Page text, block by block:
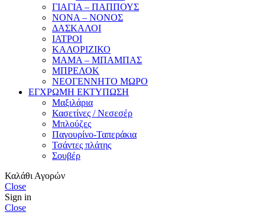
ΓΙΑΓΙΑ – ΠΑΠΠΟΥΣ
ΝΟΝΑ – ΝΟΝΟΣ
ΔΑΣΚΑΛΟΙ
ΙΑΤΡΟΙ
ΚΑΛΟΡΙΖΙΚΟ
ΜΑΜΑ – ΜΠΑΜΠΑΣ
ΜΠΡΕΛΟΚ
ΝΕΟΓΕΝΝΗΤΟ ΜΩΡΟ
ΕΓΧΡΩΜΗ ΕΚΤΥΠΩΣΗ
Μαξιλάρια
Κασετίνες / Νεσεσέρ
Μπλούζες
Παγουρίνο-Ταπεράκια
Τσάντες πλάτης
Σουβέρ
Καλάθι Αγορών
Close
Sign in
Close